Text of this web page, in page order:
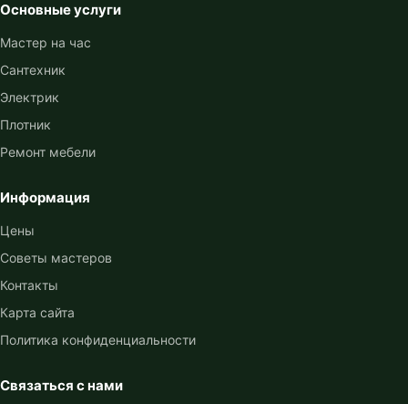
Основные услуги
Мастер на час
Сантехник
Электрик
Плотник
Ремонт мебели
Информация
Цены
Советы мастеров
Контакты
Карта сайта
Политика конфиденциальности
Связаться с нами